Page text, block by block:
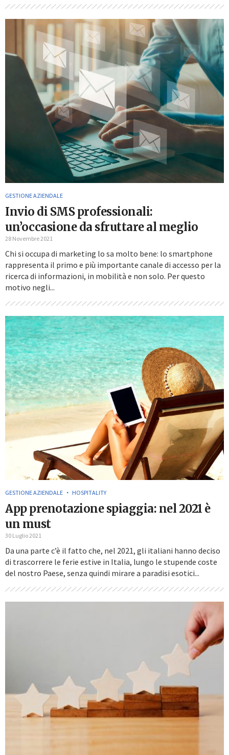
GESTIONE AZIENDALE
Invio di SMS professionali:
un’occasione da sfruttare al meglio
28 Novembre 2021
Chi si occupa di marketing lo sa molto bene: lo smartphone
rappresenta il primo e più importante canale di accesso per la
ricerca di informazioni, in mobilità e non solo. Per questo
motivo negli...
GESTIONE AZIENDALE HOSPITALITY
App prenotazione spiaggia: nel 2021 è
un must
30 Luglio 2021
Da una parte c’è il fatto che, nel 2021, gli italiani hanno deciso
di trascorrere le ferie estive in Italia, lungo le stupende coste
del nostro Paese, senza quindi mirare a paradisi esotici...